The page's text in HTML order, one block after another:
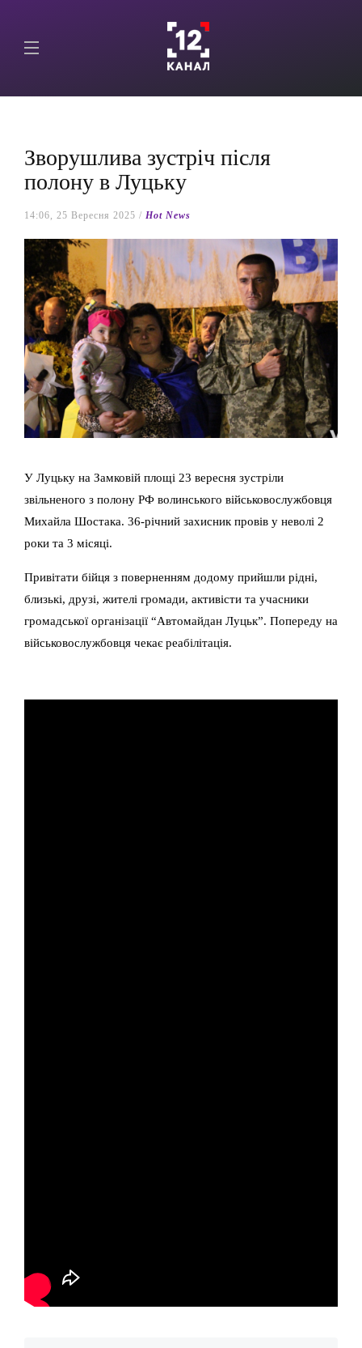
Зворушлива зустріч після
полону в Луцьку
14:06, 25 Вересня 2025 / Hot News
У Луцьку на Замковій площі 23 вересня зустріли
звільненого з полону РФ волинського військовослужбовця
Михайла Шостака. 36-річний захисник провів у неволі 2
роки та 3 місяці.
Привітати бійця з поверненням додому прийшли рідні,
близькі, друзі, жителі громади, активісти та учасники
громадської організації “Автомайдан Луцьк”. Попереду на
військовослужбовця чекає реабілітація.